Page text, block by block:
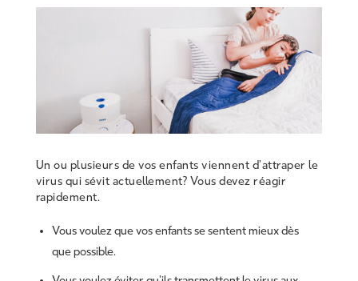
Un ou plusieurs de vos enfants viennent d’attraper le
virus qui sévit actuellement? Vous devez réagir
rapidement.
Vous voulez que vos enfants se sentent mieux dès
que possible.